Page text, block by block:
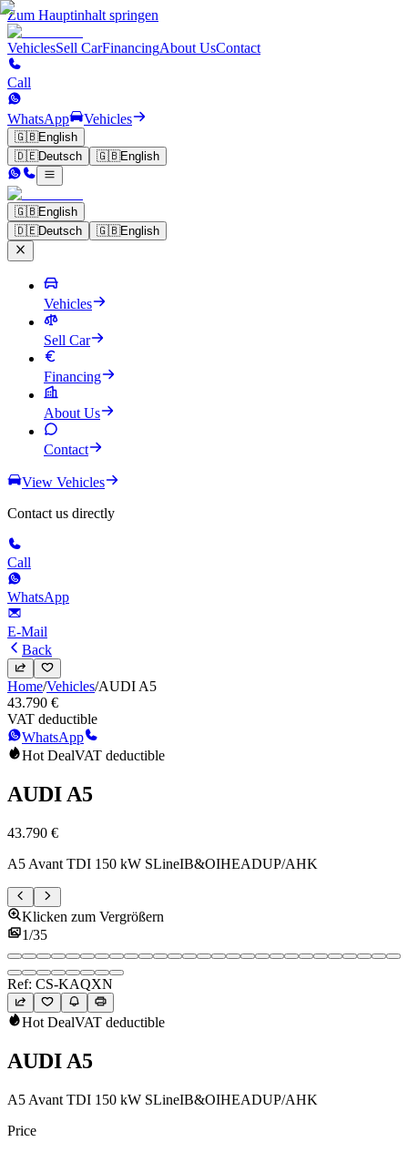
Zum Hauptinhalt springen
VehiclesSell CarFinancingAbout UsContact
Call
WhatsApp Vehicles
🇬🇧English
🇩🇪Deutsch 🇬🇧English
🇬🇧English
🇩🇪Deutsch 🇬🇧English
Vehicles
Sell Car
Financing
About Us
Contact
View Vehicles
Contact us directly
Call
WhatsApp
E-Mail
Back
Home/Vehicles/AUDI A5
43.790 €
VAT deductible
WhatsApp
Hot DealVAT deductible
AUDI A5
43.790 €
A5 Avant TDI 150 kW SLineIB&OIHEADUP/AHK
Klicken zum Vergrößern
1/35
Ref: CS-KAQXN
Hot DealVAT deductible
AUDIA5
A5 Avant TDI 150 kW SLineIB&OIHEADUP/AHK
Price